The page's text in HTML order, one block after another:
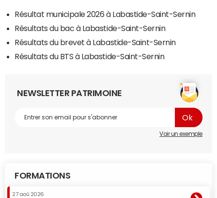
Résultat municipale 2026 à Labastide-Saint-Sernin
Résultats du bac à Labastide-Saint-Sernin
Résultats du brevet à Labastide-Saint-Sernin
Résultats du BTS à Labastide-Saint-Sernin
NEWSLETTER PATRIMOINE
Voir un exemple
FORMATIONS
27 aoû 2026